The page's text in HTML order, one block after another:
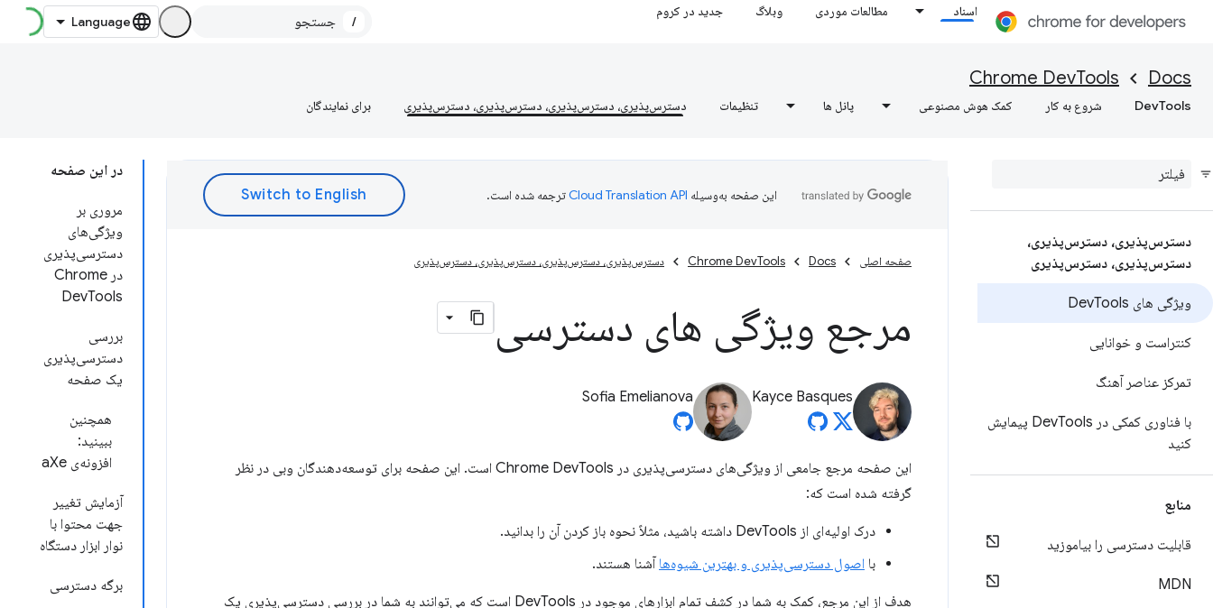
اسناد مطالعات موردی وبلاگ جدید در کروم
/
Docs
Chrome DevTools
DevTools شروع به کار کمک هوش مصنوعی پانل ها تنظیمات دسترس‌پذیری، دسترس‌پذیری، دسترس‌پذیری، دسترس‌پذیری برای نمایندگان
دسترس‌پذیری، دسترس‌پذیری،
دسترس‌پذیری، دسترس‌پذیری
ویژگی های Dev Tools
کنتراست و خوانایی
تمرکز عناصر آهنگ
با فناوری کمکی در Dev
Tools پیمایش
کنید
منابع
قابلیت دسترسی را بیاموزید
MDN
در این صفحه
مروری بر
ویژگی‌های
دسترسی‌پذیری
در Chrome
DevTools
بررسی
دسترسی‌پذیری
یک صفحه
همچنین
ببینید:
افزونه‌ی aXe
آزمایش تغییر
جهت محتوا با
نوار ابزار دستگاه
برگه دسترسی
این صفحه به‌وسیله ترجمه شده است.
صفحه اصلی Docs
Chrome DevTools دسترس‌پذیری، دسترس‌پذیری، دسترس‌پذیری، دسترس‌پذیری
مرجع ویژگی های دسترسی
Kayce Basques
Sofia Emelianova
این صفحه مرجع جامعی از ویژگی‌های دسترسی‌پذیری در Chrome DevTools است. این صفحه برای توسعه‌دهندگان وبی در نظر
گرفته شده است که:
درک اولیه‌ای از DevTools داشته باشید، مثلاً نحوه باز کردن آن را بدانید.
با اصول دسترسی‌پذیری و بهترین شیوه‌ها آشنا هستند.
هدف از این مرجع، کمک به شما در کشف تمام ابزارهای موجود در DevTools است که می‌توانند به شما در بررسی دسترسی‌پذیری یک